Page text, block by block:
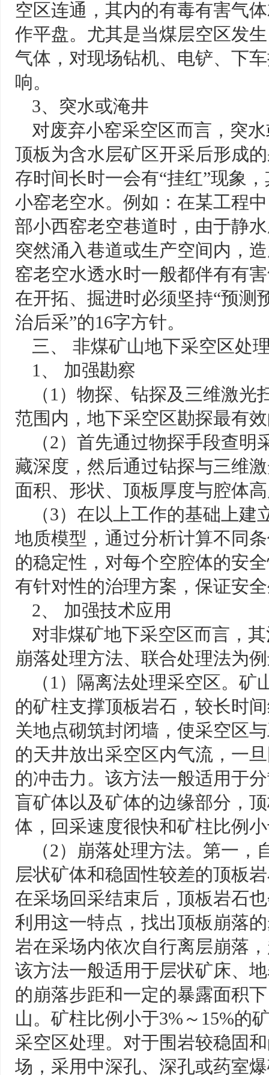
空区连通，其内的有毒有害气
作平盘。尤其是当煤层空区发
气体，对现场钻机、电铲、下
响。
3、突水或淹井
对废弃小窑采空区而言，突
顶板为含水层矿区开采后形成
存时间长时一会有“挂红”现象
小窑老空水。例如：在某工程
部小西窑老空巷道时，由于静
突然涌入巷道或生产空间内，
窑老空水透水时一般都伴有有
在开拓、掘进时必须坚持“预测
治后采”的16字方针。
三、 非煤矿山地下采空区处
1、 加强勘察
（1）物探、钻探及三维激
范围内，地下采空区勘探最有
（2）首先通过物探手段查
藏深度，然后通过钻探与三维
面积、形状、顶板厚度与腔体
（3）在以上工作的基础上
地质模型，通过分析计算不同
的稳定性，对每个空腔体的安
有针对性的治理方案，保证安
2、 加强技术应用
对非煤矿地下采空区而言，
崩落处理方法、联合处理法为
（1）隔离法处理采空区。
的矿柱支撑顶板岩石，较长时
关地点砌筑封闭墙，使采空区
的天井放出采空区内气流，一
的冲击力。该方法一般适用于
盲矿体以及矿体的边缘部分，
体，回采速度很快和矿柱比例
（2）崩落处理方法。第一
层状矿体和稳固性较差的顶板
在采场回采结束后，顶板岩石
利用这一特点，找出顶板崩落
岩在采场内依次自行离层崩落
该方法一般适用于层状矿床、
的崩落步距和一定的暴露面积
山。矿柱比例小于3%～15%的
采空区处理。对于围岩较稳固
场，采用中深孔、深孔或药室